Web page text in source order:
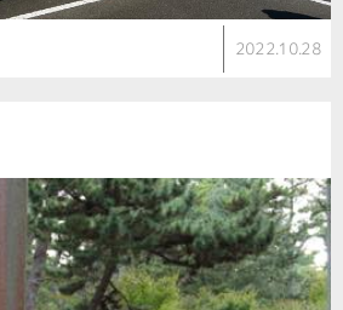
2022.10.28